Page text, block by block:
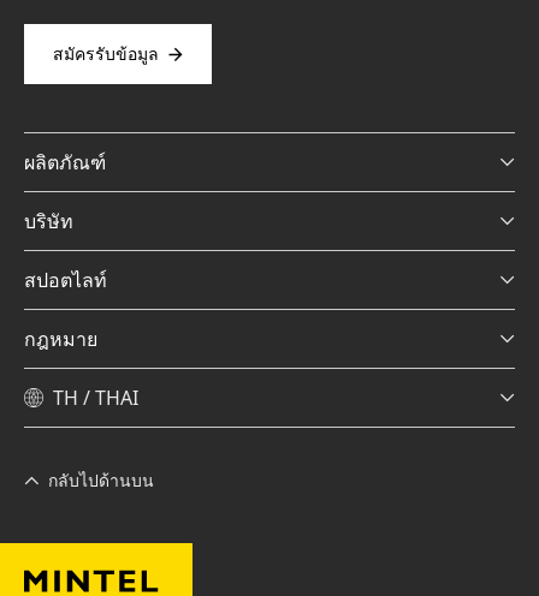
สมัครรับข้อมูล
ผลิตภัณฑ์
บริษัท
สปอตไลท์
กฎหมาย
TH / THAI
กลับไปด้านบน